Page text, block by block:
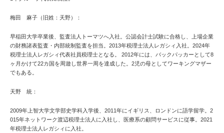
梅田 麻子（旧姓：天野）：
早稲田大学卒業後、監査法人トーマツへ入社。公認会計士試験に合格し、上場企業
の財務諸表監査・内部統制監査を担当。2013年税理士法人レガシィ入社。2024年
税理士法人レガシィ代表社員税理士となる。 2012年には、バックパッカーとして8
ヶ月かけて22カ国を周遊し世界一周を達成した。2児の母としてワーキングマザー
でもある。
天野 統：
2009年上智大学文学部史学科入学後、2011年にイギリス、ロンドンに語学留学。2
015年ネットワーク渡辺税理士法人に入社し、医療系の顧問サービスに従事。2021
年税理士法人レガシィに入社。